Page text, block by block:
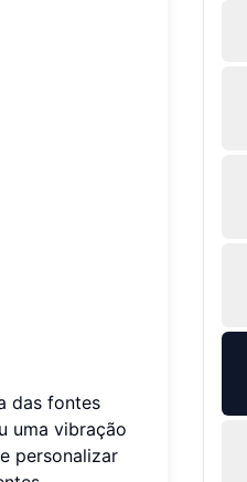
das fontes
uma vibração
personalizar